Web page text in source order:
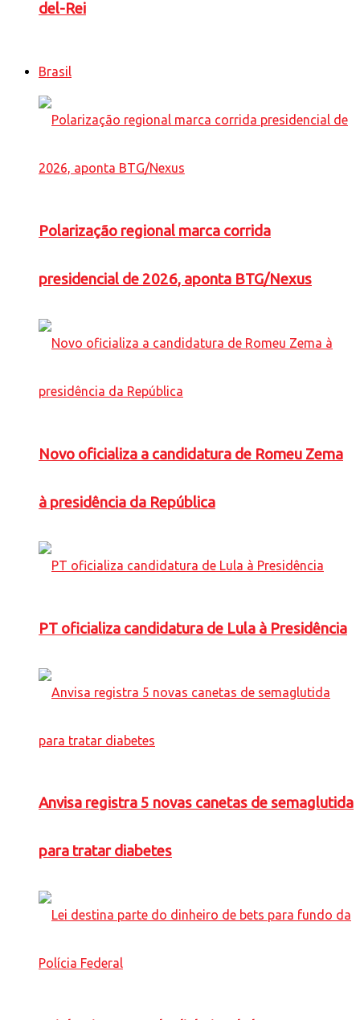
del-Rei
Brasil
Polarização regional marca corrida
presidencial de 2026, aponta BTG/Nexus
Novo oficializa a candidatura de Romeu Zema
à presidência da República
PT oficializa candidatura de Lula à Presidência
Anvisa registra 5 novas canetas de semaglutida
para tratar diabetes